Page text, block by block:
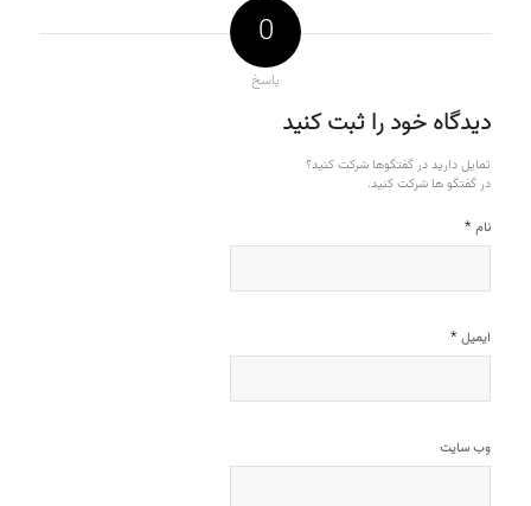
0
پاسخ
دیدگاه خود را ثبت کنید
تمایل دارید در گفتگوها شرکت کنید؟
در گفتگو ها شرکت کنید.
نام *
ایمیل *
وب‌ سایت